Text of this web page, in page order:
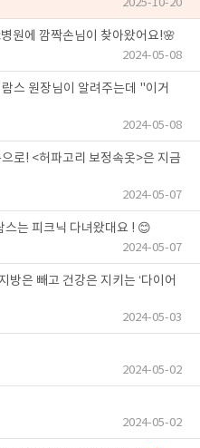
2025-10-20
원에 깜짝손님이 찾아왔어요!🌸
2024-05-08
스 원장님이 알려주는데 "이거
2024-05-08
로! <허파고리 보정속옷>은 지금
2024-05-07
는 피크닉 다녀왔대요 ! 😊
2024-05-07
방은 빼고 건강은 지키는 ‘다이어
2024-05-03
2024-05-02
2024-05-02